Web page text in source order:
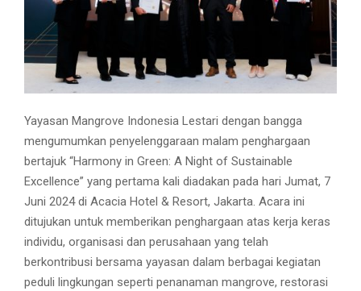
Yayasan Mangrove Indonesia Lestari dengan bangga
mengumumkan penyelenggaraan malam penghargaan
bertajuk “Harmony in Green: A Night of Sustainable
Excellence” yang pertama kali diadakan pada hari Jumat, 7
Juni 2024 di Acacia Hotel & Resort, Jakarta. Acara ini
ditujukan untuk memberikan penghargaan atas kerja keras
individu, organisasi dan perusahaan yang telah
berkontribusi bersama yayasan dalam berbagai kegiatan
peduli lingkungan seperti penanaman mangrove, restorasi